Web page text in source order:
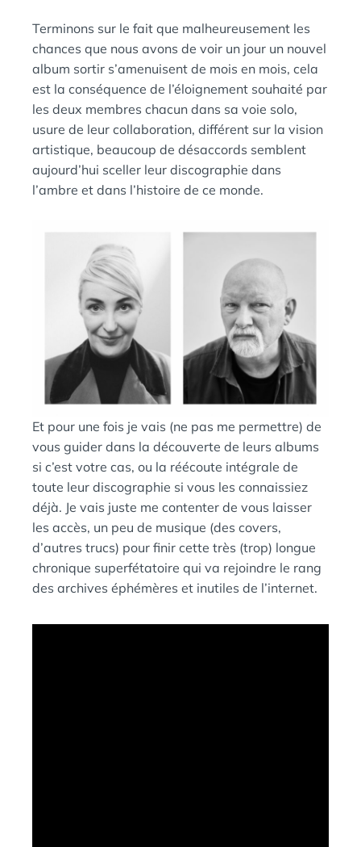
Terminons sur le fait que malheureusement les
chances que nous avons de voir un jour un nouvel
album sortir s’amenuisent de mois en mois, cela
est la conséquence de l’éloignement souhaité par
les deux membres chacun dans sa voie solo,
usure de leur collaboration, différent sur la vision
artistique, beaucoup de désaccords semblent
aujourd’hui sceller leur discographie dans
l’ambre et dans l’histoire de ce monde.
Et pour une fois je vais (ne pas me permettre) de
vous guider dans la découverte de leurs albums
si c’est votre cas, ou la réécoute intégrale de
toute leur discographie si vous les connaissiez
déjà. Je vais juste me contenter de vous laisser
les accès, un peu de musique (des covers,
d’autres trucs) pour finir cette très (trop) longue
chronique superfétatoire qui va rejoindre le rang
des archives éphémères et inutiles de l’internet.